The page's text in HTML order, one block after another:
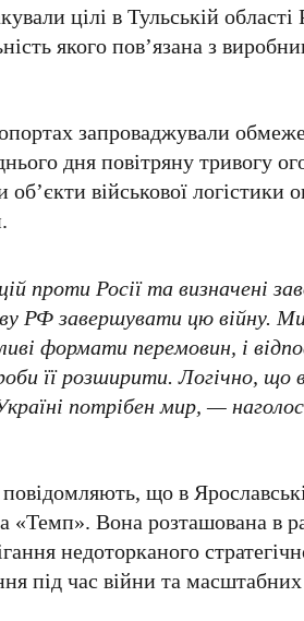
цілі вТульській області
якого пов’язана з
запроваджували
дня повітряну тривогу
військової логістики
проти Росії та визначені
РФ завершувати цю війну.
формати перемовин, і
її розширити. Логічно, що
потрібен мир, —
повідомляють, що в
«Темп». Вона розташована в
недоторканого
під час війни та